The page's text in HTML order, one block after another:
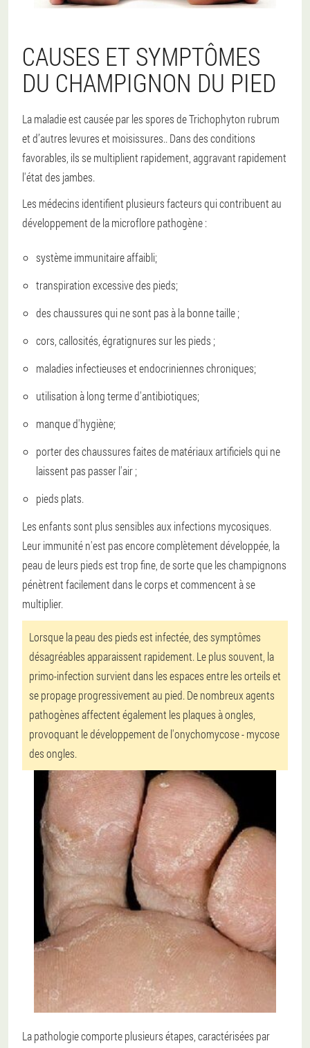
CAUSES ET SYMPTÔMES
DU CHAMPIGNON DU PIED
La maladie est causée par les spores de Trichophyton rubrum
et d’autres levures et moisissures.. Dans des conditions
favorables, ils se multiplient rapidement, aggravant rapidement
l'état des jambes.
Les médecins identifient plusieurs facteurs qui contribuent au
développement de la microflore pathogène :
système immunitaire affaibli;
transpiration excessive des pieds;
des chaussures qui ne sont pas à la bonne taille ;
cors, callosités, égratignures sur les pieds ;
maladies infectieuses et endocriniennes chroniques;
utilisation à long terme d'antibiotiques;
manque d'hygiène;
porter des chaussures faites de matériaux artificiels qui ne
laissent pas passer l'air ;
pieds plats.
Les enfants sont plus sensibles aux infections mycosiques.
Leur immunité n'est pas encore complètement développée, la
peau de leurs pieds est trop fine, de sorte que les champignons
pénètrent facilement dans le corps et commencent à se
multiplier.
Lorsque la peau des pieds est infectée, des symptômes
désagréables apparaissent rapidement. Le plus souvent, la
primo-infection survient dans les espaces entre les orteils et
se propage progressivement au pied. De nombreux agents
pathogènes affectent également les plaques à ongles,
provoquant le développement de l'onychomycose - mycose
des ongles.
La pathologie comporte plusieurs étapes, caractérisées par